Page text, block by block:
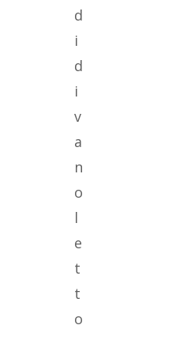
d
i
d
i
v
a
n
o
l
e
t
t
o